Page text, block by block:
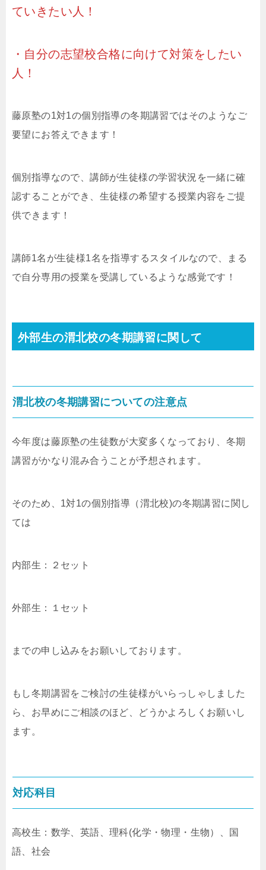
ていきたい人！
・自分の志望校合格に向けて対策をしたい
人！
藤原塾の1対1の個別指導の冬期講習ではそのようなご
要望にお答えできます！
個別指導なので、講師が生徒様の学習状況を一緒に確
認することができ、生徒様の希望する授業内容をご提
供できます！
講師1名が生徒様1名を指導するスタイルなので、まる
で自分専用の授業を受講しているような感覚です！
外部生の渭北校の冬期講習に関して
渭北校の冬期講習についての注意点
今年度は藤原塾の生徒数が大変多くなっており、冬期
講習がかなり混み合うことが予想されます。
そのため、1対1の個別指導（渭北校)の冬期講習に関し
ては
内部生：２セット
外部生：１セット
までの申し込みをお願いしております。
もし冬期講習をご検討の生徒様がいらっしゃしました
ら、お早めにご相談のほど、どうかよろしくお願いし
ます。
対応科目
高校生：数学、英語、理科(化学・物理・生物）、国
語、社会